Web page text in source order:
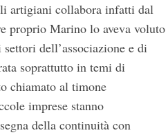
artigiani collabora infatti dal
proprio Marino lo aveva voluto
dell’associazione e di
soprattutto in temi di
chiamato al timone
imprese stanno
della continuità con